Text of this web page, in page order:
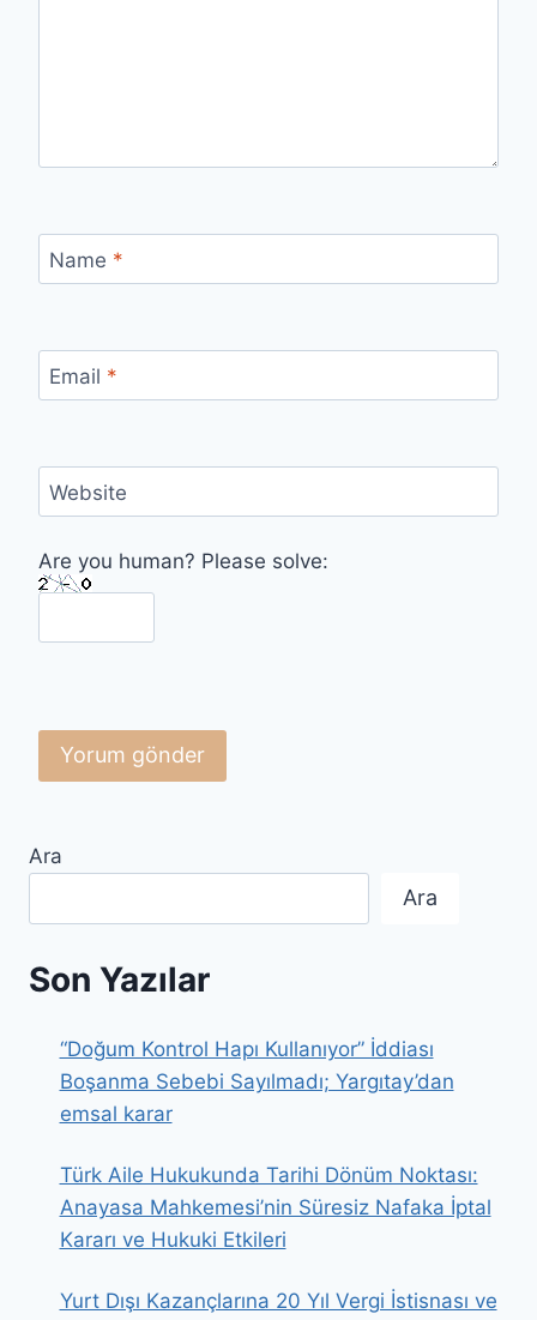
Name *
Email *
Website
Are you human? Please solve:
Ara
Ara
Son Yazılar
“Doğum Kontrol Hapı Kullanıyor” İddiası
Boşanma Sebebi Sayılmadı; Yargıtay’dan
emsal karar
Türk Aile Hukukunda Tarihi Dönüm Noktası:
Anayasa Mahkemesi’nin Süresiz Nafaka İptal
Kararı ve Hukuki Etkileri
Yurt Dışı Kazançlarına 20 Yıl Vergi İstisnası ve